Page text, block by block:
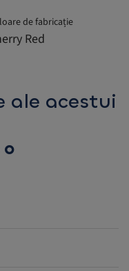
de fabricație
Red
ale acestui